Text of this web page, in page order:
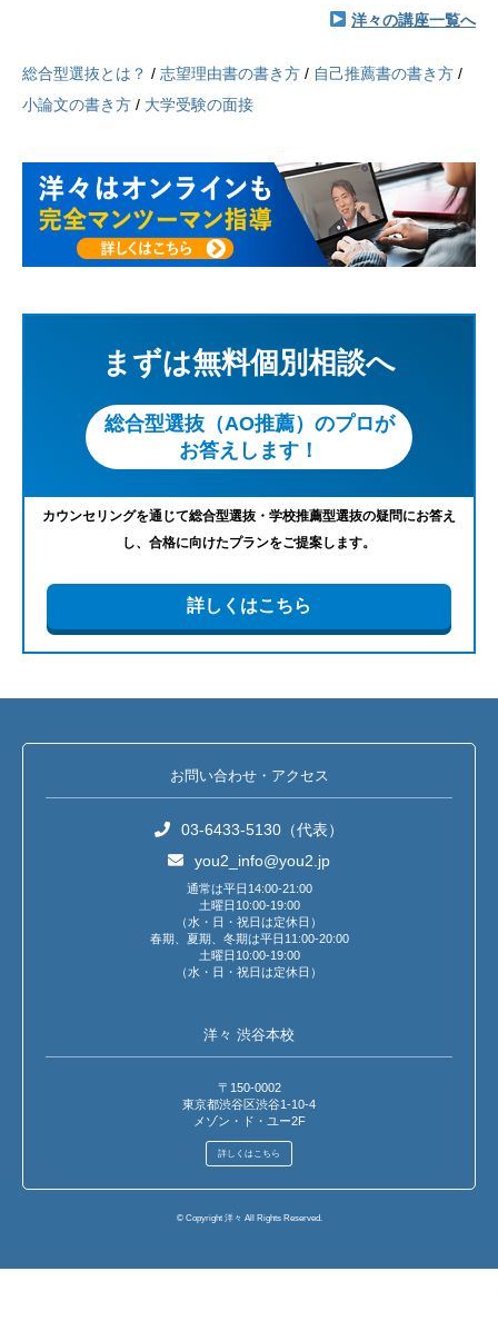
洋々の講座一覧へ
総合型選抜とは？ / 志望理由書の書き方 / 自己推薦書の書き方 /
小論文の書き方 / 大学受験の面接
まずは無料個別相談へ
総合型選抜（AO推薦）のプロが
お答えします！
カウンセリングを通じて総合型選抜・学校推薦型選抜の疑問にお答え
し、合格に向けたプランをご提案します。
詳しくはこちら
お問い合わせ・アクセス
03-6433-5130（代表）
you2_info@you2.jp
通常は平日14:00-21:00
土曜日10:00-19:00
（水・日・祝日は定休日）
春期、夏期、冬期は平日11:00-20:00
土曜日10:00-19:00
（水・日・祝日は定休日）
洋々 渋谷本校
〒150-0002
東京都渋谷区渋谷1-10-4
メゾン・ド・ユー2F
詳しくはこちら
© Copyright 洋々 All Rights Reserved.